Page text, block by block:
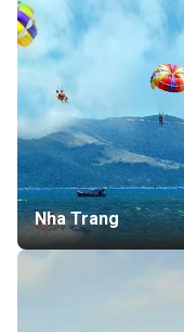
Nha Trang